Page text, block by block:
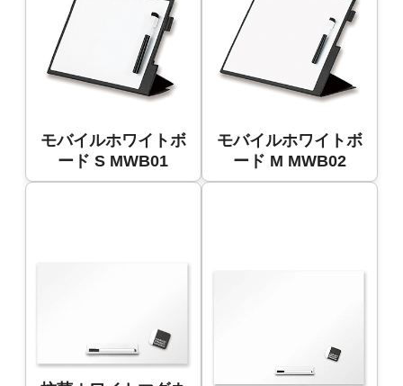
モバイルホワイトボ
ード S MWB01
モバイルホワイトボ
ード M MWB02